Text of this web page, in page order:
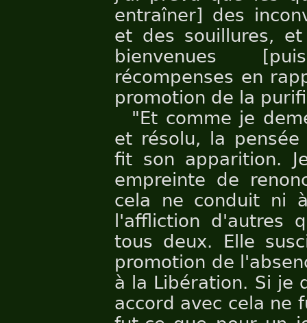
entraîner] des
et des souillures,
bienvenues
récompenses en
promotion de la
"Et comme je
et résolu, la
fit son apparition.
empreinte de
cela ne conduit ni
l'affliction d'autres
tous deux. Elle
promotion de
à la Libération. Si je
accord avec cela ne